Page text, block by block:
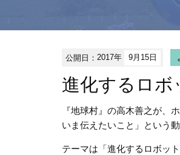
公開日：2017年 9月15日
進化するロボ
『地球村』の高木善之が、
いま伝えたいこと」という
テーマは「進化するロボッ